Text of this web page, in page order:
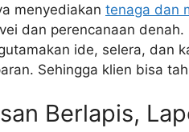
menyediakan tenaga dan
dan perencanaan
ide, selera, dan
Sehingga klien bisa
Berlapis,